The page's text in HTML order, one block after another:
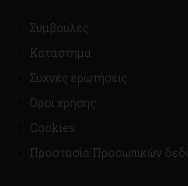
Συμβουλές
Κατάστημα
Συχνές ερωτήσεις
Όροι χρήσης
Cookies
Προστασία Προσωπικών